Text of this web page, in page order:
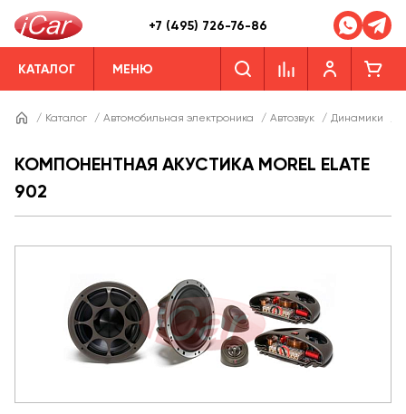
+7 (495) 726-76-86
КАТАЛОГ МЕНЮ
/ Каталог / Автомобильная электроника / Автозвук / Динамики
КОМПОНЕНТНАЯ АКУСТИКА MOREL ELATE
902